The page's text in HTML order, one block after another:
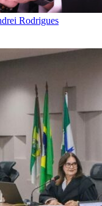
Rodrigues